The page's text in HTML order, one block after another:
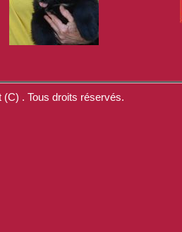
(C) . Tous droits réservés.